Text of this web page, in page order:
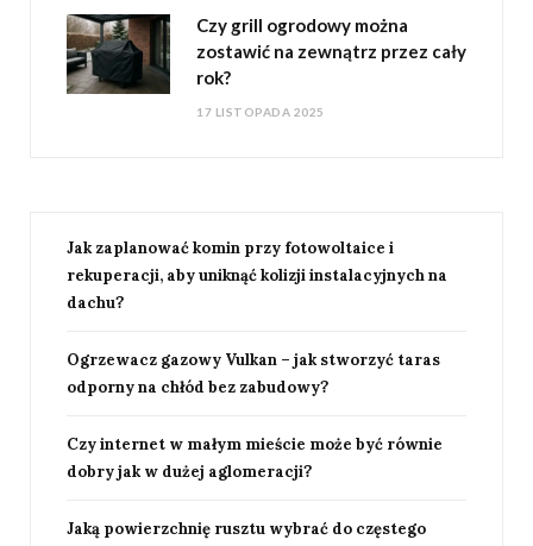
Czy grill ogrodowy można
zostawić na zewnątrz przez cały
rok?
17 LISTOPADA 2025
Jak zaplanować komin przy fotowoltaice i
rekuperacji, aby uniknąć kolizji instalacyjnych na
dachu?
Ogrzewacz gazowy Vulkan – jak stworzyć taras
odporny na chłód bez zabudowy?
Czy internet w małym mieście może być równie
dobry jak w dużej aglomeracji?
Jaką powierzchnię rusztu wybrać do częstego